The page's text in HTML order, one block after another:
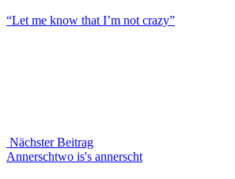
Beitragsnavigation
Vorheriger
“Let me know that I’m not crazy”
Nächster Beitrag
Nächster
Annerschtwo is's annerscht